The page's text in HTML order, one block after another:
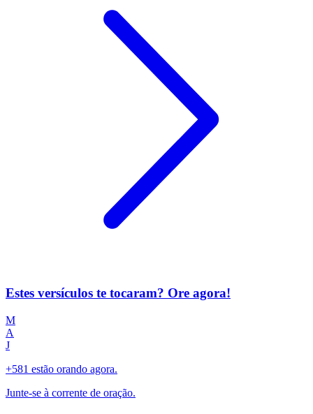
Estes versículos te tocaram? Ore agora!
M
A
J
+581 estão orando agora.
Junte-se à corrente de oração.